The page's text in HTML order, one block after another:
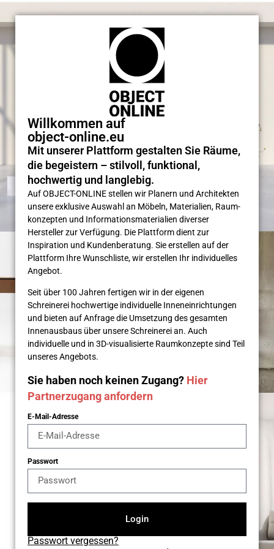
Willkommen auf
object-online.eu
Mit unserer Plattform gestalten Sie Räume,
die begeistern – stilvoll, funktional,
hochwertig und langlebig.
Auf OBJECT-ONLINE stellen wir Planern und Architekten
unsere exklusive Auswahl an Möbeln, Materialien, Raum­
konzepten und Informations­materialien diverser
Hersteller zur Verfügung. Die Plattform dient zur
Inspiration und Kunden­beratung. Sie erstellen auf der
Plattform Ihre Wunsch­liste, wir erstellen Ihr individuelles
Angebot.
Seit über 100 Jahren fertigen wir in der eigenen
Schreinerei hochwertige individuelle Inneneinrichtungen
und bieten auf Anfrage die Umsetzung des gesamten
Innenausbaus über unsere Schreinerei an. Auch
individuelle und in 3D-visualisierte Raumkonzepte sind Teil
unseres Angebots.
Sie haben noch keinen Zugang? Hier
Partnerzugang anfordern
E-Mail-Adresse
Passwort
Login
Passwort vergessen?